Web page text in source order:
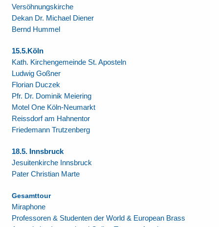
Versöhnungskirche
Dekan Dr. Michael Diener
Bernd Hummel
15.5.Köln
Kath. Kirchengemeinde St. Aposteln
Ludwig Goßner
Florian Duczek
Pfr. Dr. Dominik Meiering
Motel One Köln-Neumarkt
Reissdorf am Hahnentor
Friedemann Trutzenberg
18.5. Innsbruck
Jesuitenkirche Innsbruck
Pater Christian Marte
Gesamttour
Miraphone
Professoren & Studenten der World & European Brass